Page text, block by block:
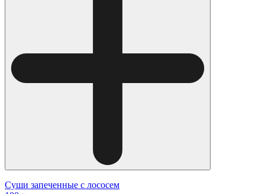
Суши запеченные с лососем